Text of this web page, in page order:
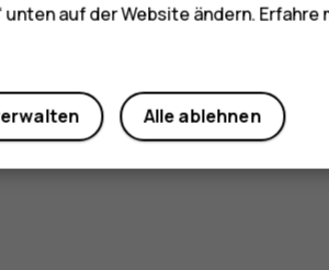
auf der Website ändern. Erfahre
Alle ablehnen